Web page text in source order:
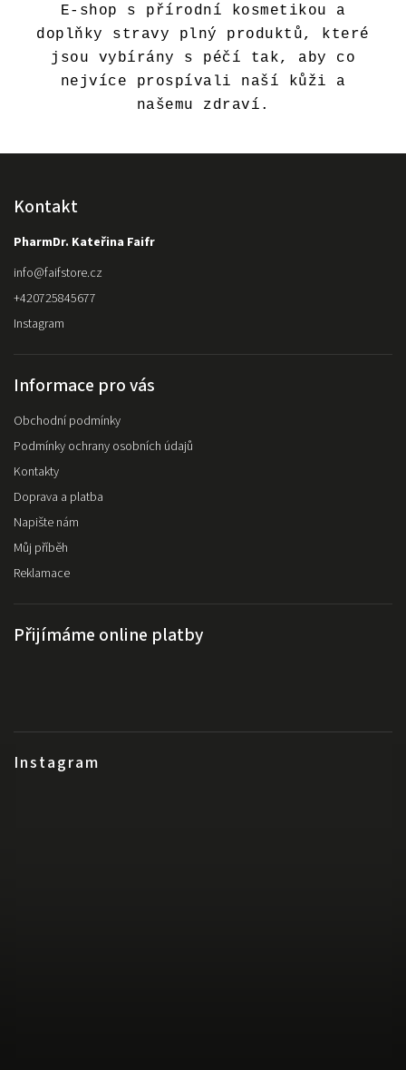
E-shop s přírodní kosmetikou a
doplňky stravy plný produktů, které
jsou vybírány s péčí tak, aby co
nejvíce prospívali naší kůži a
našemu zdraví.
Instagram
Kontakt
PharmDr. Kateřina Faifr
info@faifstore.cz
+420725845677
Instagram
Informace pro vás
Obchodní podmínky
Podmínky ochrany osobních údajů
Kontakty
Doprava a platba
Napište nám
Můj příběh
Reklamace
Přijímáme online platby